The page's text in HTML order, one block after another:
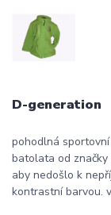
D-generation
pohodlná
batolata od značky
aby nedošlo k
kontrastní barvou.